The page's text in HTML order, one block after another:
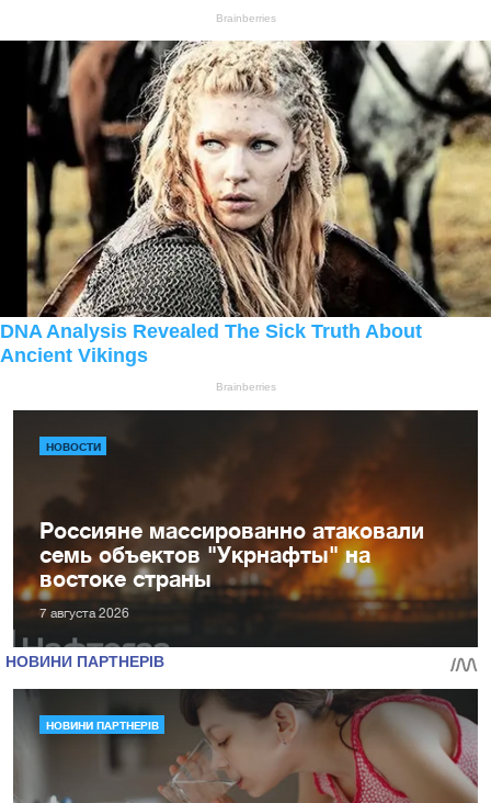
НОВОСТИ
Россияне массированно атаковали
семь объектов "Укрнафты" на
востоке страны
7 августа 2026